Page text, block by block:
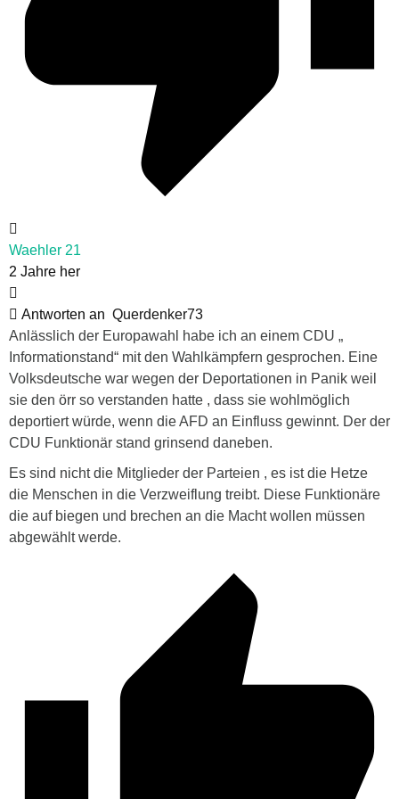
Waehler 21
2 Jahre her
Antworten an Querdenker73
Anlässlich der Europawahl habe ich an einem CDU „
Informationstand“ mit den Wahlkämpfern gesprochen. Eine
Volksdeutsche war wegen der Deportationen in Panik weil
sie den örr so verstanden hatte , dass sie wohlmöglich
deportiert würde, wenn die AFD an Einfluss gewinnt. Der der
CDU Funktionär stand grinsend daneben.
Es sind nicht die Mitglieder der Parteien , es ist die Hetze
die Menschen in die Verzweiflung treibt. Diese Funktionäre
die auf biegen und brechen an die Macht wollen müssen
abgewählt werde.